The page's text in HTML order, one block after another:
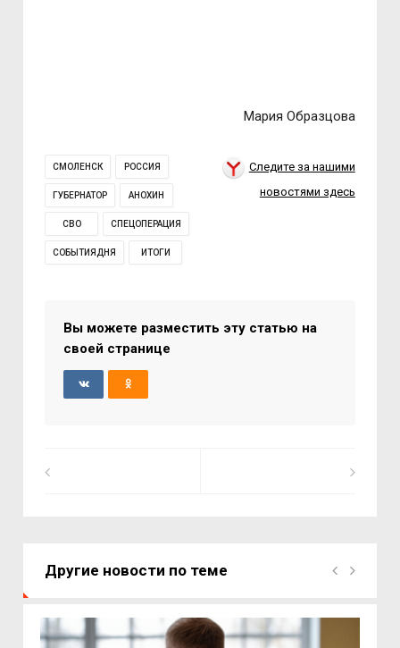
Мария Образцова
СМОЛЕНСК РОССИЯ
ГУБЕРНАТОР АНОХИН
СВО СПЕЦОПЕРАЦИЯ
СОБЫТИЯДНЯ ИТОГИ
Следите за нашими
новостями здесь
Вы можете разместить эту статью на
своей странице
Другие новости по теме